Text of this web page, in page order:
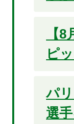
【
ピ
パ
選